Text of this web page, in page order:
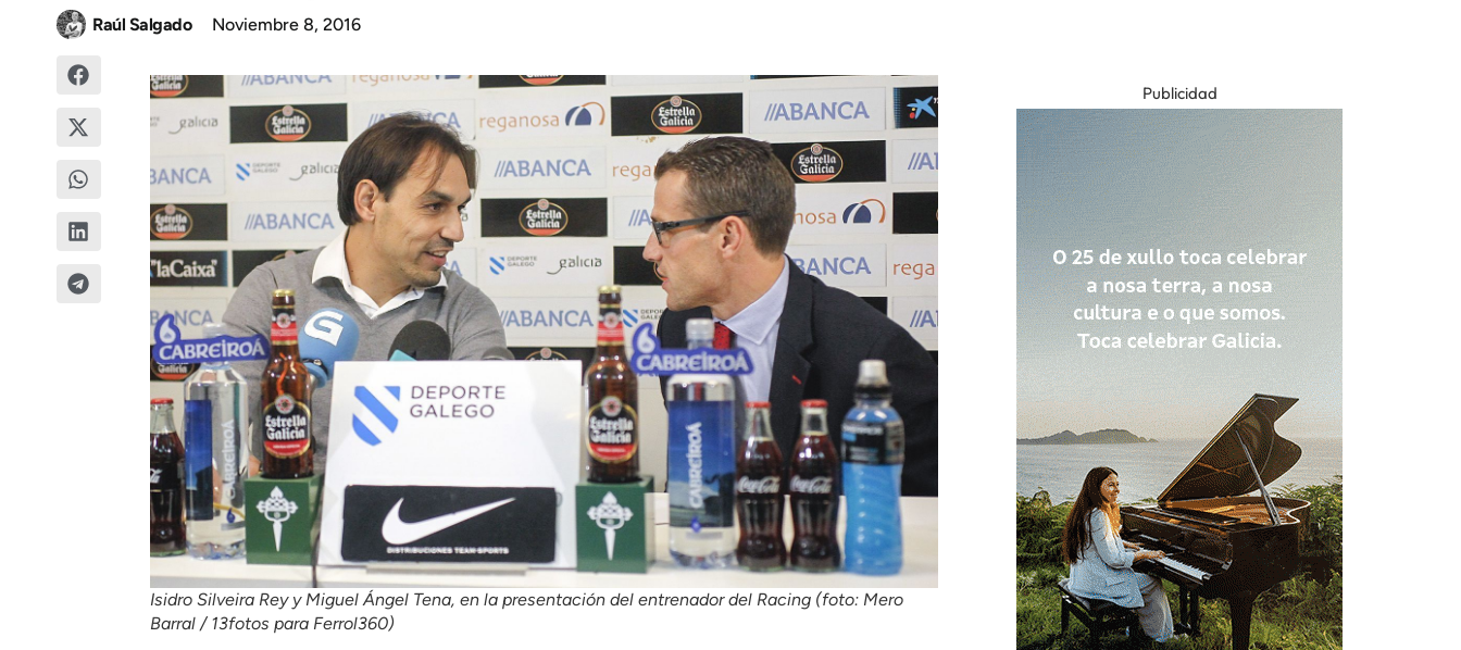
Raúl Salgado Noviembre 8, 2016
Isidro Silveira Rey y Miguel Ángel Tena, en la presentación del entrenador del Racing (foto: Mero
Barral / 13fotos para Ferrol360)
Publicidad